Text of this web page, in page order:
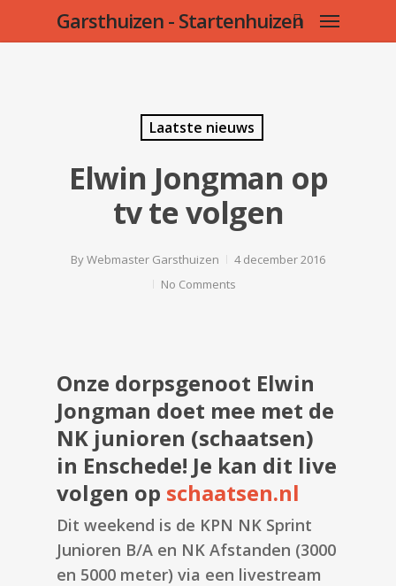
Garsthuizen - Startenhuizen
search
Menu
Laatste nieuws
Elwin Jongman op
tv te volgen
ByWebmaster Garsthuizen
4 december 2016
No Comments
Onze dorpsgenoot Elwin
Jongman doet mee met de
NK junioren (schaatsen)
in Enschede! Je kan dit live
volgen op schaatsen.nl
Dit weekend is de KPN NK Sprint
Junioren B/A en NK Afstanden (3000
en 5000 meter) via een livestream